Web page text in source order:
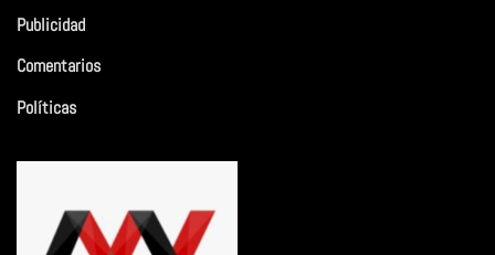
Publicidad
Comentarios
Políticas